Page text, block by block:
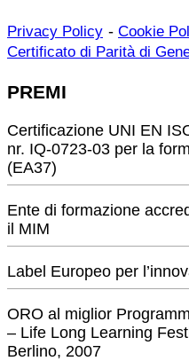
Privacy Policy - Cookie
Certificato di Parità di
PREMI
Certificazione UNI EN
nr. IQ-0723-03 per la
(EA37)
Ente di formazione
il MIM
Label Europeo per
ORO al miglior
– Life Long Learning
Berlino, 2007